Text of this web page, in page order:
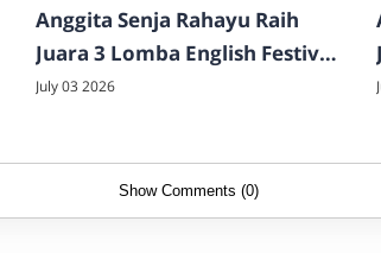
Anggita Senja Rahayu Raih
Juara 3 Lomba English Festival
Story Telling Se-Madura
July 03 2026
Show Comments (0)